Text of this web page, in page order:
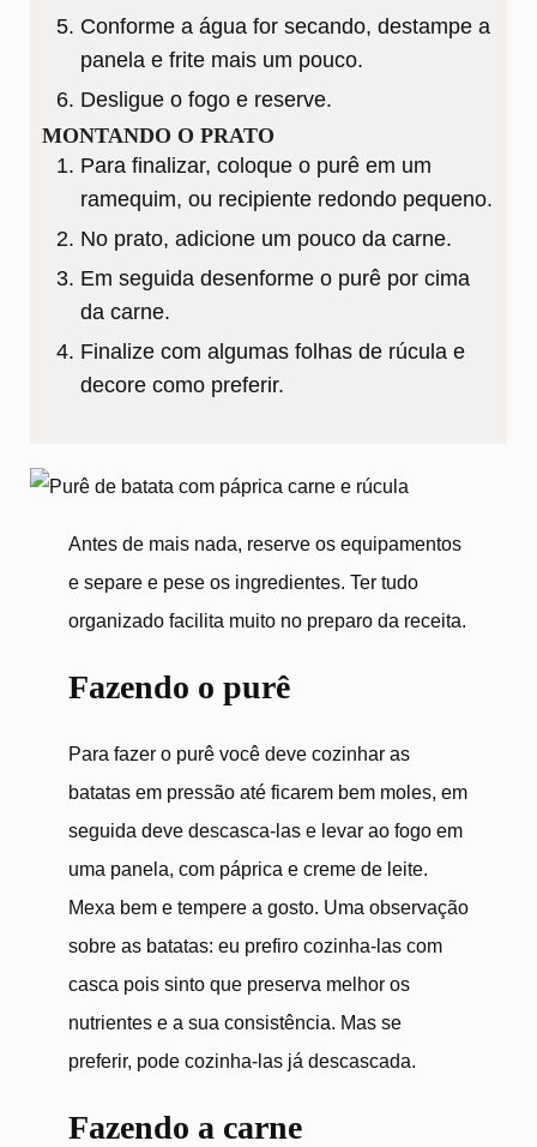
Conforme a água for secando, destampe a
panela e frite mais um pouco.
Desligue o fogo e reserve.
MONTANDO O PRATO
Para finalizar, coloque o purê em um
ramequim, ou recipiente redondo pequeno.
No prato, adicione um pouco da carne.
Em seguida desenforme o purê por cima
da carne.
Finalize com algumas folhas de rúcula e
decore como preferir.
Antes de mais nada, reserve os equipamentos
e separe e pese os ingredientes. Ter tudo
organizado facilita muito no preparo da receita.
Fazendo o purê
Para fazer o purê você deve cozinhar as
batatas em pressão até ficarem bem moles, em
seguida deve descasca-las e levar ao fogo em
uma panela, com páprica e creme de leite.
Mexa bem e tempere a gosto. Uma observação
sobre as batatas: eu prefiro cozinha-las com
casca pois sinto que preserva melhor os
nutrientes e a sua consistência. Mas se
preferir, pode cozinha-las já descascada.
Fazendo a carne